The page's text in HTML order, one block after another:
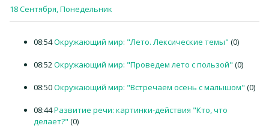
18 Сентября, Понедельник
08:54Окружающий мир: "Лето. Лексические темы" (0)
08:52Окружающий мир: "Проведем лето с пользой" (0)
08:50Окружающий мир: "Встречаем осень с малышом" (0)
08:44Развитие речи: картинки-действия "Кто, что
делает?" (0)